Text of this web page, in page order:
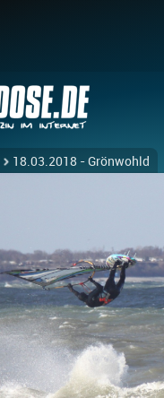
18.03.2018 - Grönwohld